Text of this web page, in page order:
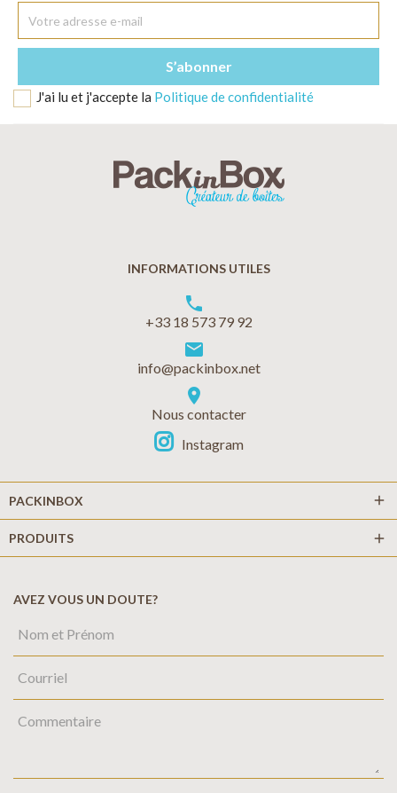
J'ai lu et j'accepte la Politique de confidentialité
INFORMATIONS UTILES
phone
+33 18 573 79 92
markunread
info@packinbox.net
location_on
Nous contacter
Instagram
PACKINBOX add
PRODUITS add
AVEZ VOUS UN DOUTE?